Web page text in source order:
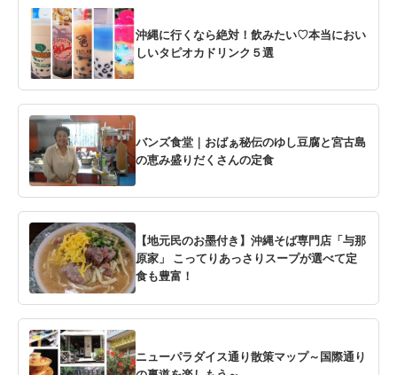
沖縄に行くなら絶対！飲みたい♡本当におい
しいタピオカドリンク５選
バンズ食堂｜おばぁ秘伝のゆし豆腐と宮古島
の恵み盛りだくさんの定食
【地元民のお墨付き】沖縄そば専門店「与那
原家」 こってりあっさりスープが選べて定
食も豊富！
ニューパラダイス通り散策マップ～国際通り